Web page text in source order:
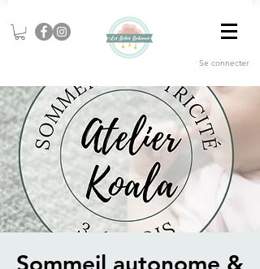
Se connecter